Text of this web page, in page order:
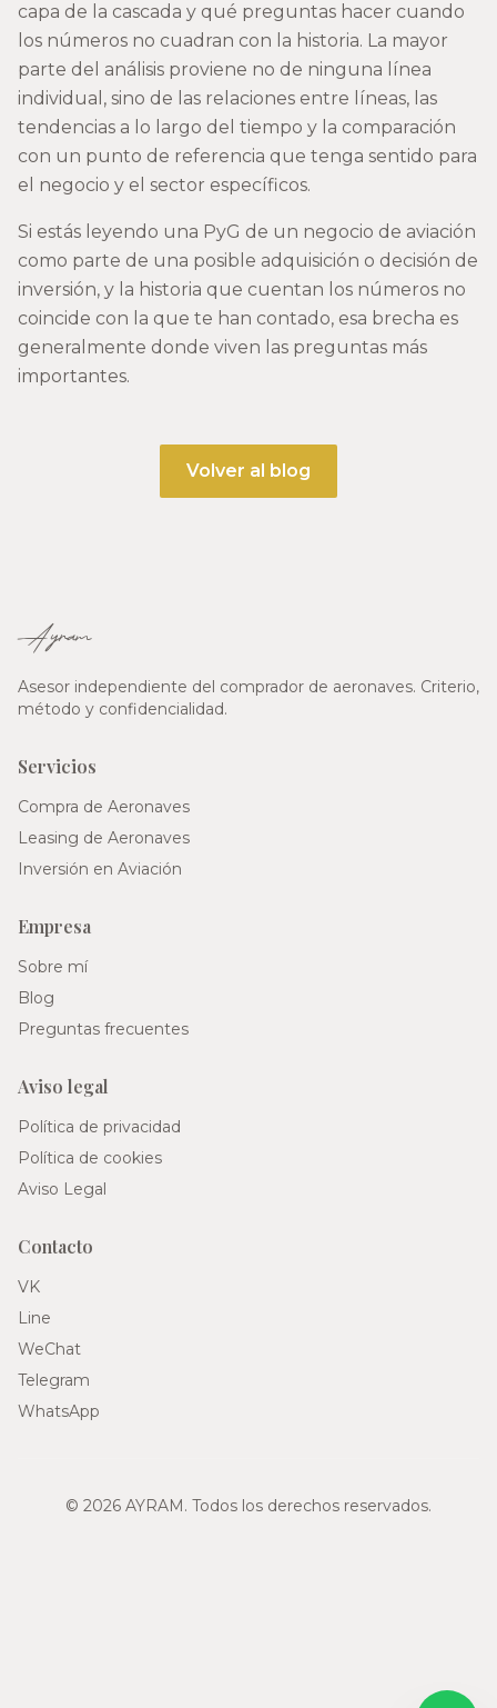
capa de la cascada y qué preguntas hacer cuando
los números no cuadran con la historia. La mayor
parte del análisis proviene no de ninguna línea
individual, sino de las relaciones entre líneas, las
tendencias a lo largo del tiempo y la comparación
con un punto de referencia que tenga sentido para
el negocio y el sector específicos.
Si estás leyendo una PyG de un negocio de aviación
como parte de una posible adquisición o decisión de
inversión, y la historia que cuentan los números no
coincide con la que te han contado, esa brecha es
generalmente donde viven las preguntas más
importantes.
Volver al blog
Ayram
Asesor independiente del comprador de aeronaves. Criterio,
método y confidencialidad.
Servicios
Compra de Aeronaves
Leasing de Aeronaves
Inversión en Aviación
Empresa
Sobre mí
Blog
Preguntas frecuentes
Aviso legal
Política de privacidad
Política de cookies
Aviso Legal
Contacto
VK
Line
WeChat
Telegram
WhatsApp
© 2026 AYRAM. Todos los derechos reservados.